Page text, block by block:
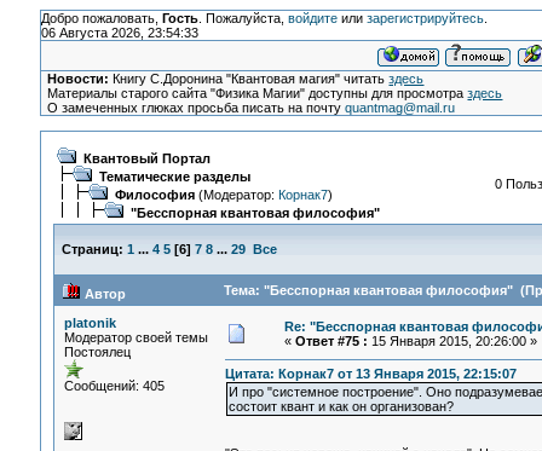
Добро пожаловать, Гость. Пожалуйста, войдитеили зарегистрируйтесь.
06 Августа 2026, 23:54:33
Новости: Книгу С.Доронина "Квантовая магия" читатьздесь
Материалы старого сайта "Физика Магии" доступны для просмотраздесь
О замеченных глюках просьба писать на почтуquantmag@mail.ru
Квантовый Портал
Тематические разделы
Философия(Модератор: Корнак7)
"Бесспорная квантовая философия"
0
Страниц: 1 ... 4 5[6] 7 8 ... 29 Все
Автор Тема: "Бесспорная квантовая философия"
platonik
Модератор своей темы
Постоялец
Сообщений: 405
Re: "Бесспорная квантовая
« Ответ #75 : 15 Января 2015, 20:26:00 »
Цитата: Корнак7 от 13 Января 2015, 22:15:07
И про "системное построение". Оно
состоит квант и как он организован?